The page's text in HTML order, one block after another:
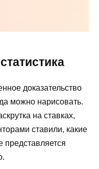
доказательство
можно нарисовать.
на ставках,
ставили, какие
представляется